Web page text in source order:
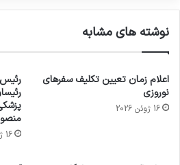
نوشته های مشابه
اعلام زمان تعیین تکلیف سفرهای
نوروزی
16 ژوئن 2026
16 ژوئن 2026